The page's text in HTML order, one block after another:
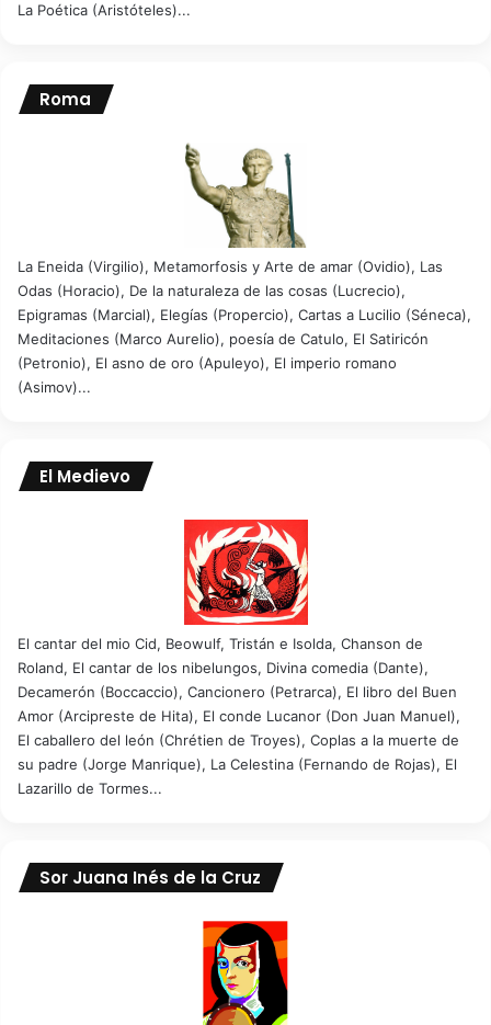
La Poética (Aristóteles)...
Roma
La Eneida (Virgilio), Metamorfosis y Arte de amar (Ovidio), Las
Odas (Horacio), De la naturaleza de las cosas (Lucrecio),
Epigramas (Marcial), Elegías (Propercio), Cartas a Lucilio (Séneca),
Meditaciones (Marco Aurelio), poesía de Catulo, El Satiricón
(Petronio), El asno de oro (Apuleyo), El imperio romano
(Asimov)...
El Medievo
El cantar del mio Cid, Beowulf, Tristán e Isolda, Chanson de
Roland, El cantar de los nibelungos, Divina comedia (Dante),
Decamerón (Boccaccio), Cancionero (Petrarca), El libro del Buen
Amor (Arcipreste de Hita), El conde Lucanor (Don Juan Manuel),
El caballero del león (Chrétien de Troyes), Coplas a la muerte de
su padre (Jorge Manrique), La Celestina (Fernando de Rojas), El
Lazarillo de Tormes...
Sor Juana Inés de la Cruz